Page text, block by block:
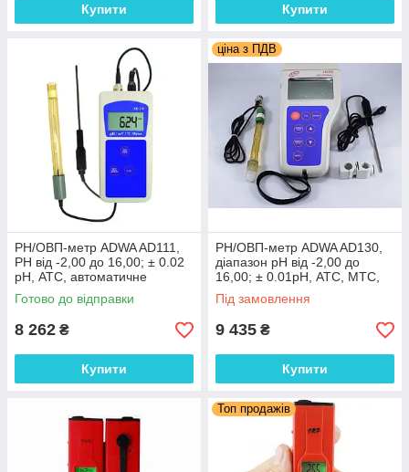
Купити Купити
PН/ОВП-метр ADWA AD111,
РН від -2,00 до 16,00; ± 0.02
pH, АТС, автоматичне
калібрування. Угорщина
Готово до відправки
8 262 ₴
Купити
ціна з ПДВ
РН/ОВП-метр ADWA AD130,
діапазон рН від -2,00 до
16,00; ± 0.01pH, АТС, МТС,
автоматичне калібрування.
Румунія
Під замовлення
9 435 ₴
Купити
Топ продажів